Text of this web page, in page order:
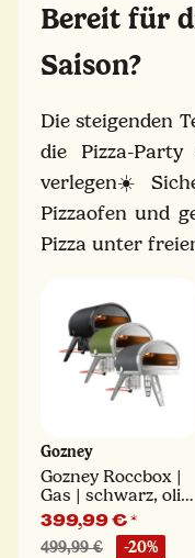
Bereit für
Saison?
Die steigenden
die Pizza-
verlegen☀️
Pizzaofen und
Pizza unter
Gozney
Gozney Roccbox |
Gas | schwarz, olive
oder grau
399,99 €*
499,99 € -20%